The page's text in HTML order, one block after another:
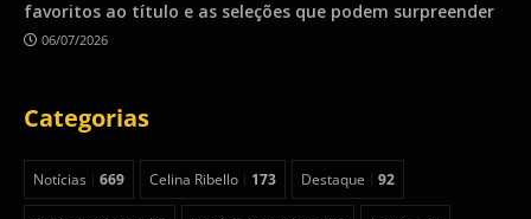
favoritos ao título e as seleções que podem surpreender
06/07/2026
Categorias
Notícias 669 Celina Ribello 173 Destaque 92